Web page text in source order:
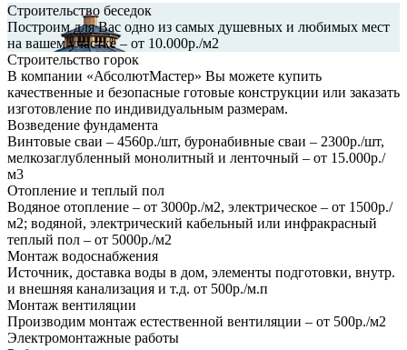
Строительство беседок
Построим для Вас одно из самых душевных и любимых мест
на вашем участке – от 10.000р./м2
Строительство горок
В компании «АбсолютМастер» Вы можете купить
качественные и безопасные готовые конструкции или заказать
изготовление по индивидуальным размерам.
Возведение фундамента
Винтовые сваи – 4560р./шт, буронабивные сваи – 2300р./шт,
мелкозаглубленный монолитный и ленточный – от 15.000р./
м3
Отопление и теплый пол
Водяное отопление – от 3000р./м2, электрическое – от 1500р./
м2; водяной, электрический кабельный или инфракрасный
теплый пол – от 5000р./м2
Монтаж водоснабжения
Источник, доставка воды в дом, элементы подготовки, внутр.
и внешняя канализация и т.д. от 500р./м.п
Монтаж вентиляции
Производим монтаж естественной вентиляции – от 500р./м2
Электромонтажные работы